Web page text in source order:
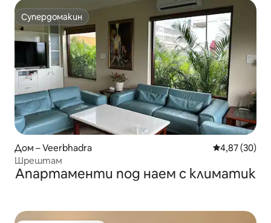
Супердомакин
Супердомакин
Дом – Veerbhadra Средна
4,87 (30)
Шрештам
Апартаменти под наем с климатик